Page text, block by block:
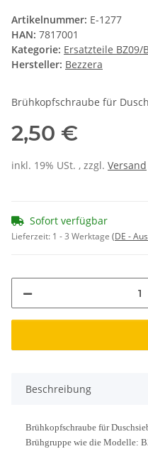
Artikelnummer: E-1277
HAN: 7817001
Kategorie: Ersatzteile BZ09/
Hersteller: Bezzera
Brühkopfschraube für
2,50 €
inkl. 19% USt. , zzgl. Versand
Sofort verfügbar
Lieferzeit: 1 - 3 Werktage (DE -
Beschreibung
Brühkopfschraube für
Brühgruppe wie die Modelle: